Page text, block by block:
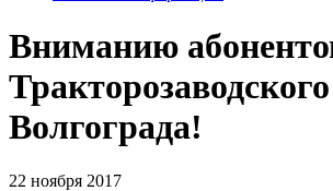
Вниманию
Волгограда!
22 ноября 2017